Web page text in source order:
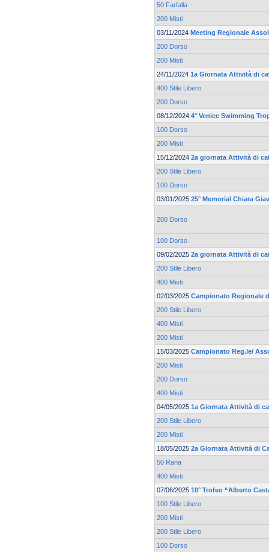
50 Farfalla
200 Misti
03/11/2024 Meeting Regionale
200 Dorso
200 Misti
24/11/2024 1a Giornata Attività di
400 Stile Libero
200 Dorso
08/12/2024 4° Venice Swimming
100 Dorso
200 Misti
15/12/2024 2a giornata Attività di
200 Stile Libero
100 Dorso
03/01/2025 25° Memorial Chiara
200 Dorso
100 Dorso
09/02/2025 2a giornata Attività di
200 Stile Libero
400 Misti
02/03/2025 Campionato Regionale
200 Stile Libero
400 Misti
200 Misti
15/03/2025 Campionato Reg.le/
200 Misti
200 Dorso
400 Misti
04/05/2025 1a Giornata Attività di
200 Stile Libero
200 Misti
18/05/2025 2a Giornata Attività di
50 Rana
400 Misti
07/06/2025 10° Trofeo “Alberto
100 Stile Libero
200 Misti
200 Stile Libero
100 Dorso